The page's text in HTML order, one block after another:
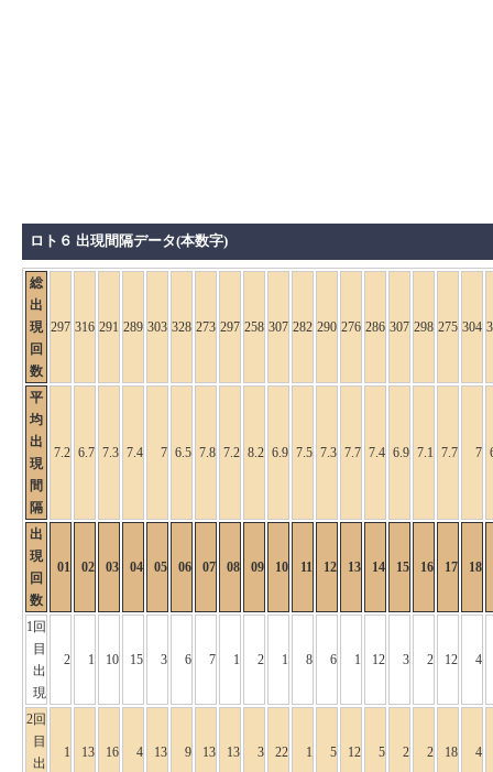
ロト６ 出現間隔データ(本数字)
総
出
現
回
数
297 316 291 289 303 328 273 297 258 307 282 290 276 286 307 298 275 304
平
均
出
現
間
隔
7.2 6.7 7.3 7.4 7 6.5 7.8 7.2 8.2 6.9 7.5 7.3 7.7 7.4 6.9 7.1 7.7 7
出
現
回
数
01 02 03 04 05 06 07 08 09 10 11 12 13 14 15 16 17 18
1回
目
出
現
2 1 10 15 3 6 7 1 2 1 8 6 1 12 3 2 12 4
2回
目
出
1 13 16 4 13 9 13 13 3 22 1 5 12 5 2 2 18 4